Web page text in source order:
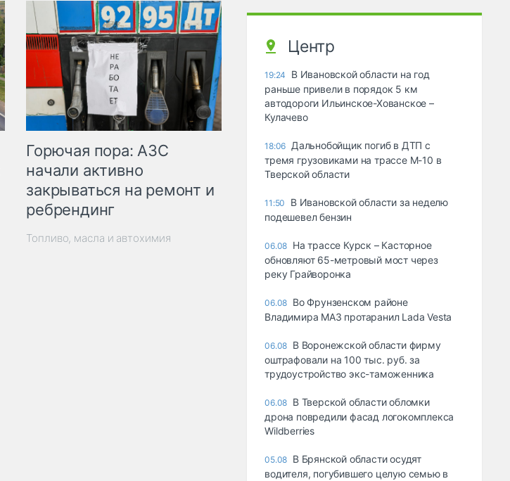
Горючая пора: АЗС
начали активно
закрываться на ремонт и
ребрендинг
Топливо, масла и автохимия
Центр
19:24
В Ивановской области на год
раньше привели в порядок 5 км
автодороги Ильинское-Хованское –
Кулачево
18:06 Дальнобойщик погиб в ДТП с
тремя грузовиками на трассе М-10 в
Тверской области
11:50
В Ивановской области за неделю
подешевел бензин
06.08 На трассе Курск – Касторное
обновляют 65-метровый мост через
реку Грайворонка
06.08 Во Фрунзенском районе
Владимира МАЗ протаранил Lada Vesta
06.08 В Воронежской области фирму
оштрафовали на 100 тыс. руб. за
трудоустройство экс-таможенника
06.08 В Тверской области обломки
дрона повредили фасад логокомплекса
Wildberries
05.08 В Брянской области осудят
водителя, погубившего целую семью в